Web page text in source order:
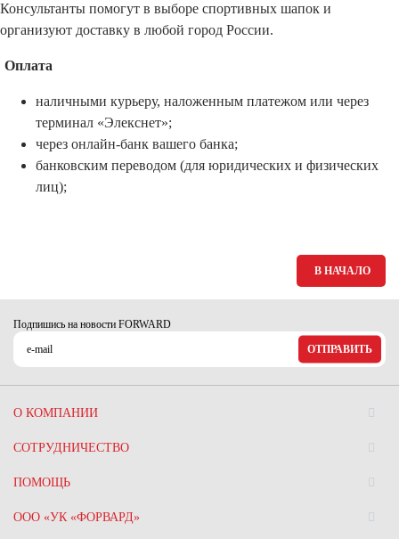
Консультанты помогут в выборе спортивных шапок и
организуют доставку в любой город России.
Оплата
наличными курьеру, наложенным платежом или через
терминал «Элекснет»;
через онлайн-банк вашего банка;
банковским переводом (для юридических и физических
лиц);
В НАЧАЛО
Подпишись на новости FORWARD
ОТПРАВИТЬ
О КОМПАНИИ
СОТРУДНИЧЕСТВО
ПОМОЩЬ
ООО «УК «ФОРВАРД»